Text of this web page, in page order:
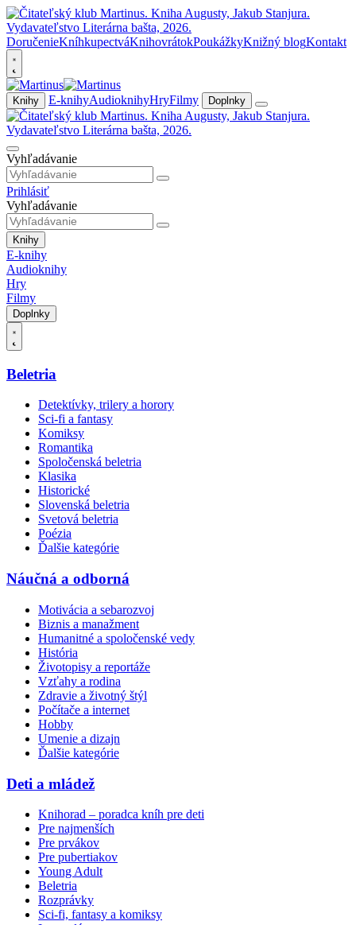
DoručenieKníhkupectváKnihovrátokPoukážkyKnižný blogKontakt
Knihy E-knihyAudioknihyHryFilmy Doplnky
Vyhľadávanie
Prihlásiť
Vyhľadávanie
Knihy
E-knihy
Audioknihy
Hry
Filmy
Doplnky
Beletria
Detektívky, trilery a horory
Sci-fi a fantasy
Komiksy
Romantika
Spoločenská beletria
Klasika
Historické
Slovenská beletria
Svetová beletria
Poézia
Ďalšie kategórie
Náučná a odborná
Motivácia a sebarozvoj
Biznis a manažment
Humanitné a spoločenské vedy
História
Životopisy a reportáže
Vzťahy a rodina
Zdravie a životný štýl
Počítače a internet
Hobby
Umenie a dizajn
Ďalšie kategórie
Deti a mládež
Knihorad – poradca kníh pre deti
Pre najmenších
Pre prvákov
Pre pubertiakov
Young Adult
Beletria
Rozprávky
Sci-fi, fantasy a komiksy